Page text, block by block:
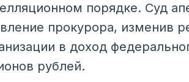
порядке. Суд
прокурора, изменив
в доход
рублей.